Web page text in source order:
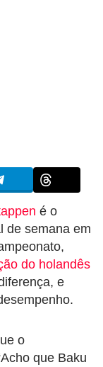
é o
de semana em
do holandês
e
o
que Baku